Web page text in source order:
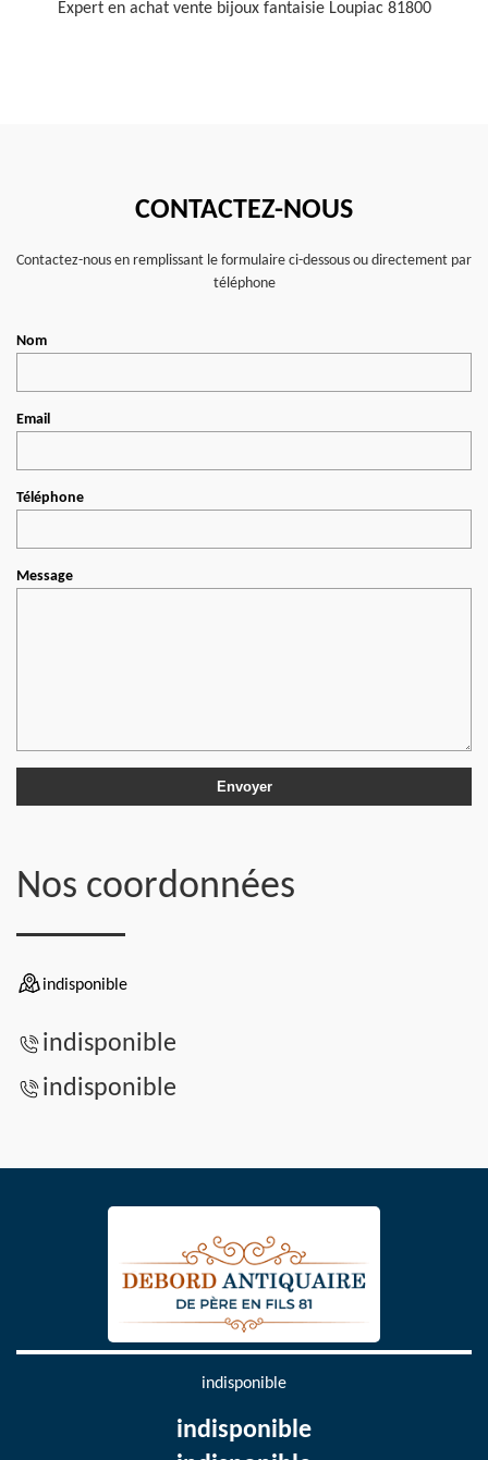
Expert en achat vente bijoux fantaisie Loupiac 81800
CONTACTEZ-NOUS
Contactez-nous en remplissant le formulaire ci-dessous ou directement par
téléphone
Nom
Email
Téléphone
Message
Nos coordonnées
indisponible
indisponible
indisponible
indisponible
indisponible